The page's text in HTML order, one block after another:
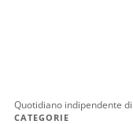
Quotidiano indipendente
CATEGORIE